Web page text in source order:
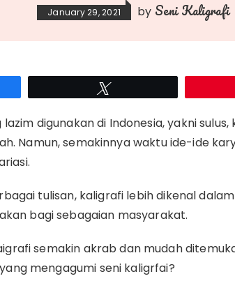
January 29, 2021 by Seni Kaligrafi
digunakan di Indonesia, yakni sulus,
Namun, semakinnya waktu ide-ide
tulisan, kaligrafi lebih dikenal
bagi sebagaian masyarakat.
semakin akrab dan mudah
mengagumi seni kaligrfai?